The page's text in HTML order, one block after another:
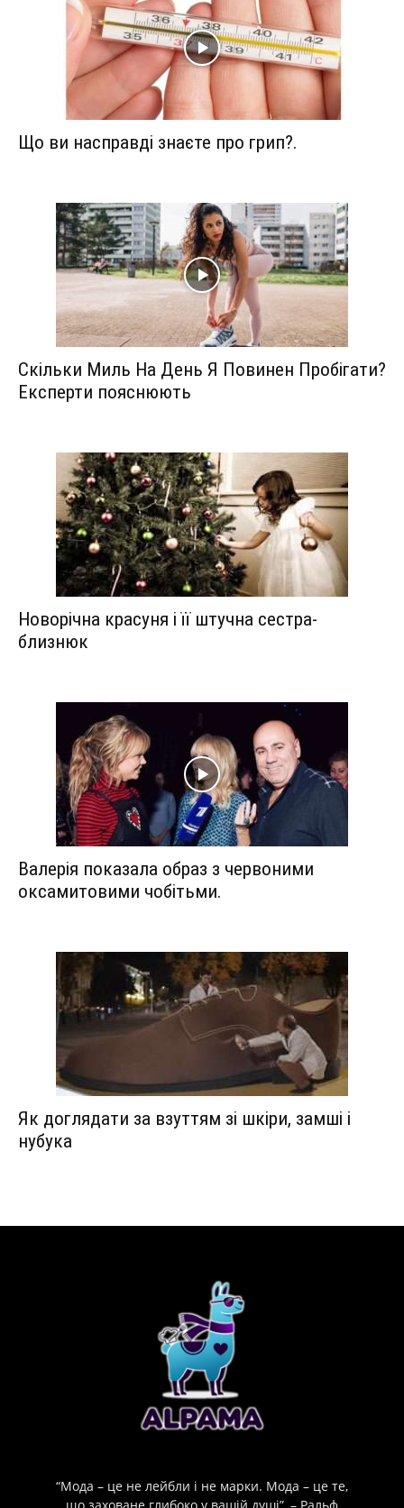
Що ви насправді знаєте про грип?.
Скільки Миль На День Я Повинен Пробігати?
Експерти пояснюють
Новорічна красуня і її штучна сестра-
близнюк
Валерія показала образ з червоними
оксамитовими чобітьми.
Як доглядати за взуттям зі шкіри, замші і
нубука
“Мода – це не лейбли і не марки. Мода – це те,